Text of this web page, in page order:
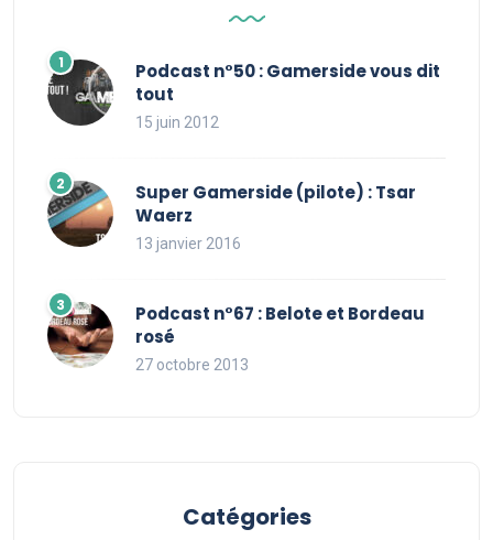
Podcast n°50 : Gamerside vous dit
tout
15 juin 2012
Super Gamerside (pilote) : Tsar
Waerz
13 janvier 2016
Podcast n°67 : Belote et Bordeau
rosé
27 octobre 2013
Catégories